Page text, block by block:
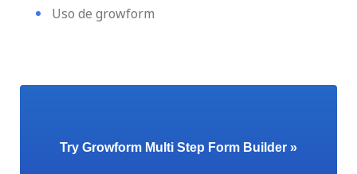
Uso de growform
Try Growform Multi Step Form Builder »